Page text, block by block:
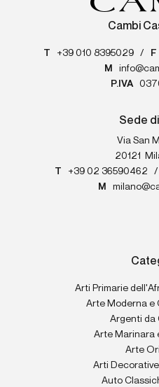
Cambi
T +39 010 8395029 / F
M
P.IVA
Sede
Via San
20121
T
+39 02 36590462 /
M
Arti Primarie
Arte Moderna e
Argenti da
Arte Marinara
Arte
Arti
Auto